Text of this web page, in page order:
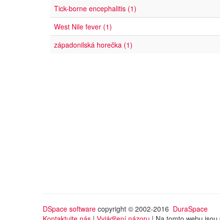
Tick-borne encephalitis (1)
West Nile fever (1)
západonilská horečka (1)
DSpace software copyright © 2002-2016 DuraSpace